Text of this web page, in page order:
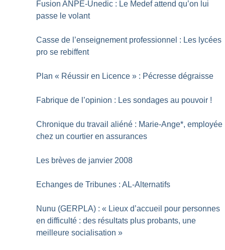
Fusion ANPE-Unedic : Le Medef attend qu’on lui
passe le volant
Casse de l’enseignement professionnel : Les lycées
pro se rebiffent
Plan « Réussir en Licence » : Pécresse dégraisse
Fabrique de l’opinion : Les sondages au pouvoir !
Chronique du travail aliéné : Marie-Ange*, employée
chez un courtier en assurances
Les brèves de janvier 2008
Echanges de Tribunes : AL-Alternatifs
Nunu (GERPLA) : « Lieux d’accueil pour personnes
en difficulté : des résultats plus probants, une
meilleure socialisation »